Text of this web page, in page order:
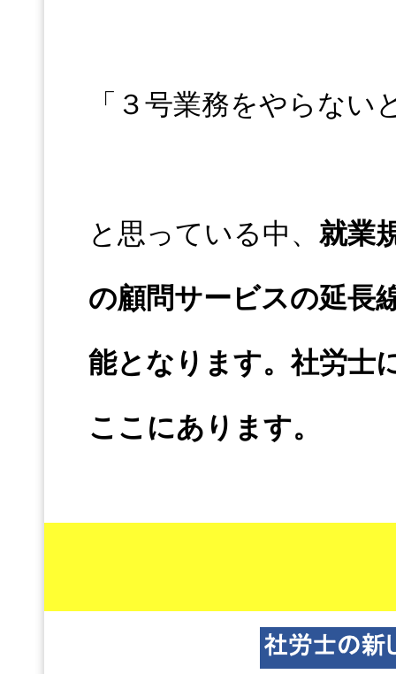
「３号業務をやらな
と思っている中、 就業
の顧問サービスの延長
能となります。社労士
ここにあります。